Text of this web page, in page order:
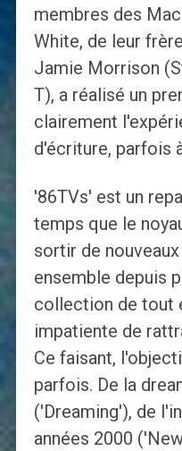
membres des
White, de leur
Jamie Morrison
T), a réalisé un
clairement
d'écriture, parfois
'86TVs' est un
temps que le
sortir de
ensemble depuis
collection de tout
impatiente de
Ce faisant,
parfois. De la
('Dreaming'), de
années 2000